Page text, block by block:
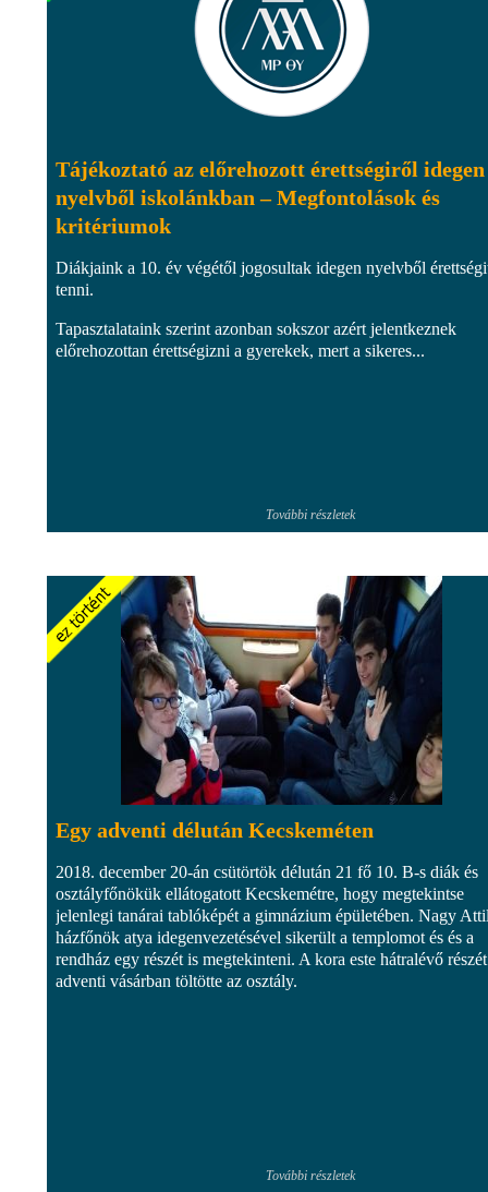
Tájékoztató az előrehozott érettségiről idegen
nyelvből iskolánkban – Megfontolások és
kritériumok
Diákjaink a 10. év végétől jogosultak idegen nyelvből
tenni.
Tapasztalataink szerint azonban sokszor azért jelentkeznek
előrehozottan érettségizni a gyerekek, mert a sikeres...
További részletek
Egy adventi délután Kecskeméten
2018. december 20-án csütörtök délután 21 fő 10. B-s diák és
osztályfőnökük ellátogatott Kecskemétre, hogy megtekintse
jelenlegi tanárai tablóképét a gimnázium épületében. Nagy
házfőnök atya idegenvezetésével sikerült a templomot és és a
rendház egy részét is megtekinteni. A kora este hátralévő
adventi vásárban töltötte az osztály.
További részletek